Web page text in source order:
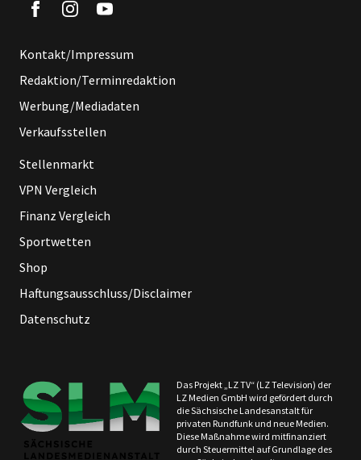
Kontakt/Impressum
Redaktion/Terminredaktion
Werbung/Mediadaten
Verkaufsstellen
Stellenmarkt
VPN Vergleich
Finanz Vergleich
Sportwetten
Shop
Haftungsausschluss/Disclaimer
Datenschutz
Das Projekt „LZ TV“ (LZ Television) der
LZ Medien GmbH wird gefördert durch
die Sächsische Landesanstalt für
privaten Rundfunk und neue Medien.
Diese Maßnahme wird mitfinanziert
durch Steuermittel auf Grundlage des